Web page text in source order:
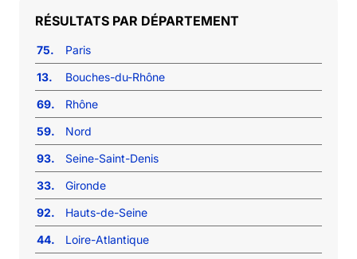
RÉSULTATS PAR DÉPARTEMENT
75.
Paris
13.
Bouches-du-Rhône
69.
Rhône
59.
Nord
93.
Seine-Saint-Denis
33.
Gironde
92.
Hauts-de-Seine
44.
Loire-Atlantique